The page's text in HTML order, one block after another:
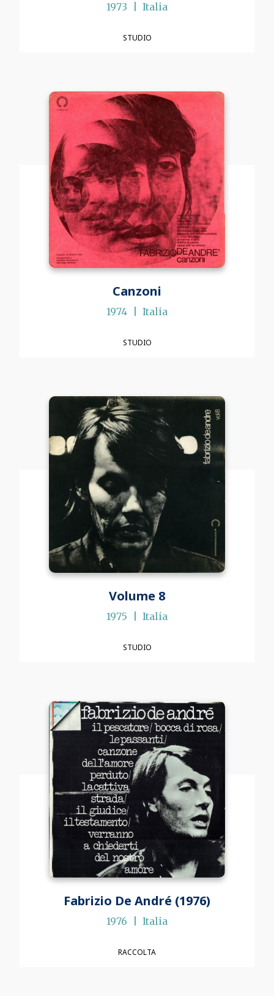
1973 Italia
STUDIO
Canzoni
1974 Italia
STUDIO
Volume 8
1975 Italia
STUDIO
Fabrizio De André (1976)
1976 Italia
RACCOLTA